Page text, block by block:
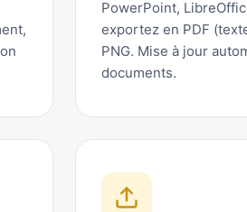
PowerPoint,
exportez en PDF
PNG. Mise à jour
documents.